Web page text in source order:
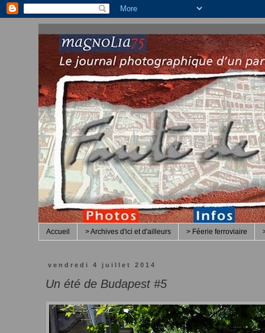
Accueil > Archives d'ici et d'ailleurs > Féerie ferroviaire
vendredi 4 juillet 2014
Un été de Budapest #5